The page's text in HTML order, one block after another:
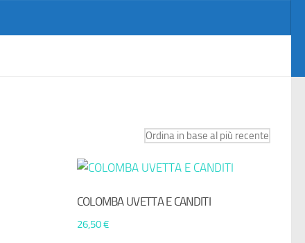
COLOMBA UVETTA E CANDITI
26,50€